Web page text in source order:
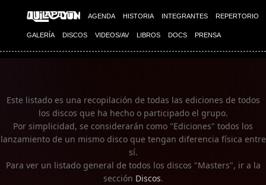
AGENDA HISTORIA INTEGRANTES REPERTORIO
GALERÍA DISCOS VIDEOS/AV LIBROS DOCS PRENSA
Imagen 01
Este listado es una recopilación de todas las ediciones de todos
los discos que ha hecho o participado el grupo.
Por simplicidad, se considerarán como "Ediciones" todos los
lanzamiento de un mismo disco que tengan diferencia física entre
sí.
Para ver un listado general de todos los discos "Masters", ir a la
sección Discos.